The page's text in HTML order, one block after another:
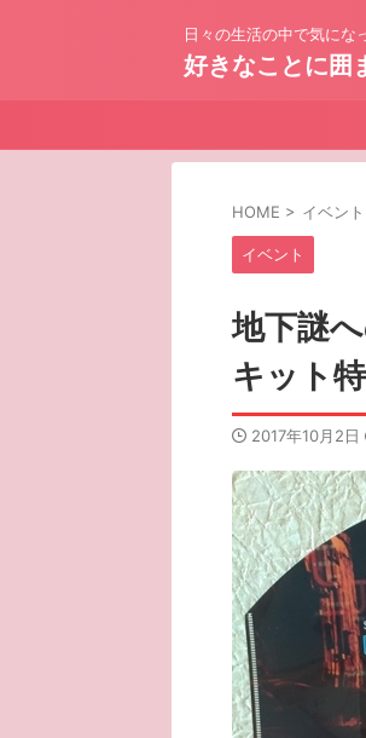
日々の生活の中で気にな
好きなことに囲
HOME > イベント
イベント
地下謎
キット
2017年10月2日